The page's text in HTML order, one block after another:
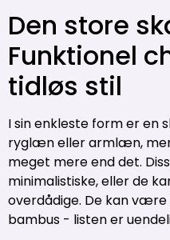
Den store
Funktionel
tidløs stil
I sin enkleste form er en
ryglæn eller armlæn,
meget mere end det.
minimalistiske, eller de
overdådige. De kan
bambus - listen er